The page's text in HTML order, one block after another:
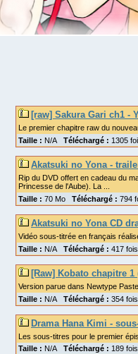
[raw] Sakura Gari ch1 -
Le premier chapitre raw du
Taille : N/A Téléchargé : 1305
Akatsuki no Yona -
Rip du DVD offert en cadeau du
Princesse de l'Aube). La ...
Taille : 70 Mo Téléchargé : 794
Akatsuki no Yona CD
Vidéo sous-titrée en français
Taille : N/A Téléchargé : 417
[Raw] Kobato chapitre 1
Version parue dans Newtype
Taille : N/A Téléchargé : 354
Drama Hana Kimi -
Les sous-titres pour le premier
Taille : N/A Téléchargé : 189